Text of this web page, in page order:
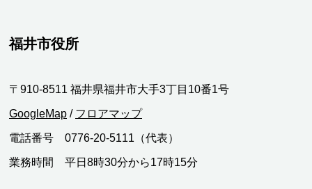
福井市役所
〒910-8511 福井県福井市大手3丁目10番1号
GoogleMap / フロアマップ
電話番号 0776-20-5111（代表）
業務時間 平日8時30分から17時15分